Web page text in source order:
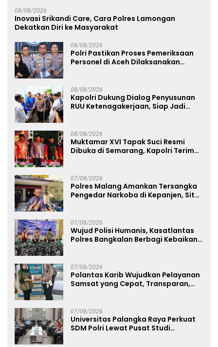
08/08/2026
Inovasi Srikandi Care, Cara Polres Lamongan
Dekatkan Diri ke Masyarakat
08/08/2026
Polri Pastikan Proses Pemeriksaan
Personel di Aceh Dilaksanakan
08/08/2026
Kapolri Dukung Dialog Penyusunan
RUU Ketenagakerjaan, Siap Jadi
08/08/2026
Muktamar XVI Tapak Suci Resmi
Dibuka di Semarang, Kapolri Terima
07/08/2026
Polres Malang Amankan Tersangka
Pengedar Narkoba di Kepanjen, Sita
07/08/2026
Wujud Polisi Humanis, Kasatlantas
Polres Bangkalan Berbagi Kebaikan
07/08/2026
Polantas Karib Wujudkan Pelayanan
Samsat yang Cepat, Transparan,
07/08/2026
Universitas Palangka Raya Perkuat
SDM Polri Lewat Pusat Studi